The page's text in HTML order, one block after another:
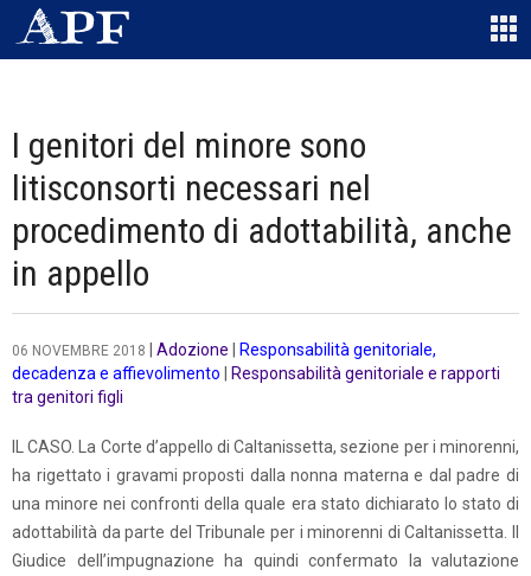
I genitori del minore sono
litisconsorti necessari nel
procedimento di adottabilità, anche
in appello
06 NOVEMBRE 2018 Adozione
Responsabilità genitoriale,
decadenza e affievolimento
Responsabilità genitoriale e rapporti
tra genitori figli
IL CASO. La Corte d’appello di Caltanissetta, sezione per i minorenni,
ha rigettato i gravami proposti dalla nonna materna e dal padre di
una minore nei confronti della quale era stato dichiarato lo stato di
adottabilità da parte del Tribunale per i minorenni di Caltanissetta. Il
Giudice dell’impugnazione ha quindi confermato la valutazione